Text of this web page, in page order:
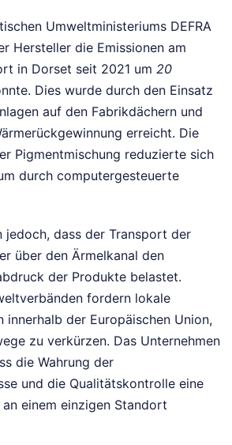
Umweltministeriums DEFRA
Hersteller die Emissionen am
in Dorset seit 2021 um 20
Dies wurde durch den Einsatz
auf den Fabrikdächern und
erreicht. Die
Pigmentmischung reduzierte sich
durch computergesteuerte
jedoch, dass der Transport der
über den Ärmelkanal den
der Produkte belastet.
fordern lokale
innerhalb der Europäischen Union,
zu verkürzen. Das Unternehmen
die Wahrung der
und die Qualitätskontrolle eine
einem einzigen Standort